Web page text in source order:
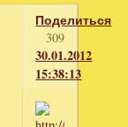
Поделиться
309
30.01.2012
15:38:13